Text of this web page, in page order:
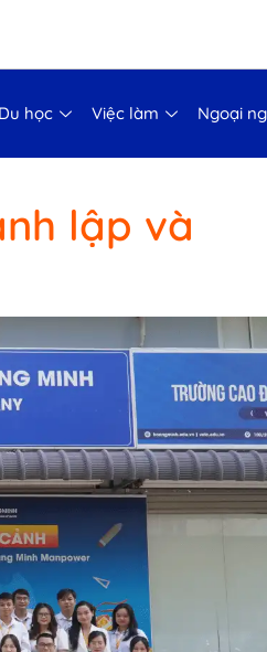
Du học Việc làm Ngoại
lập và